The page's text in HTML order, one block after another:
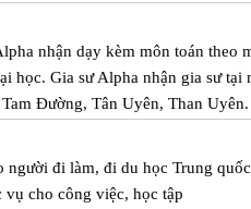
nhận dạy kèm môn toán theo
học. Gia sư Alpha nhận gia sư
Đường, Tân Uyên, Than Uyên.
người đi làm, đi du học Trung
vụ cho công việc, học tập